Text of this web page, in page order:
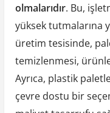
olmalarıdır. Bu,
yüksek tutmalarına
üretim tesisinde,
temizlenmesi,
Ayrıca, plastik
çevre dostu bir